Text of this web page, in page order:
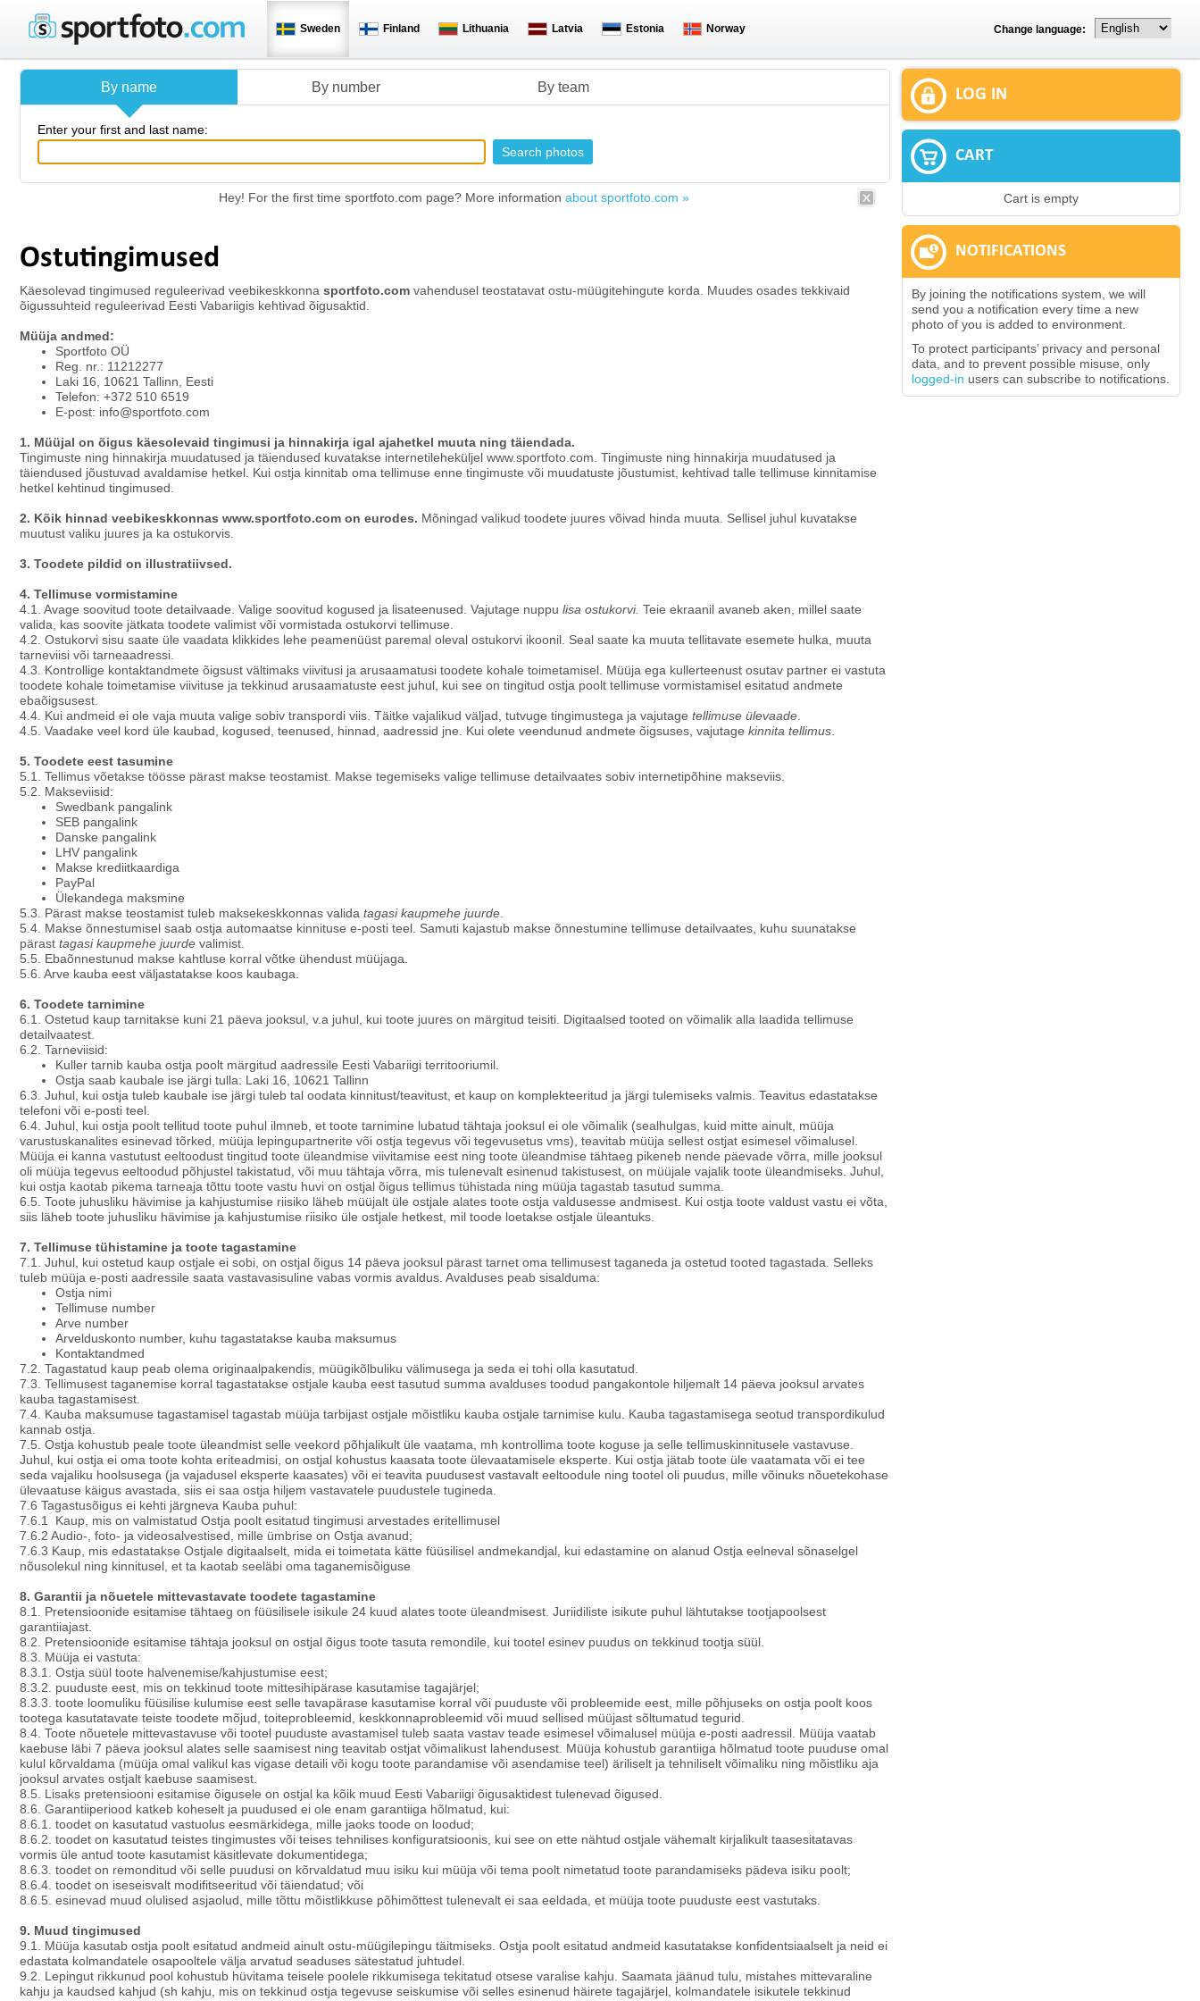
Sweden Finland Lithuania Latvia Estonia Norway Change language:
By name By number By team
Enter your first and last name:
Hey! For the first time sportfoto.com page? More information about sportfoto.com »
Ostutingimused
Käesolevad tingimused reguleerivad veebikeskkonna sportfoto.com vahendusel teostatavat ostu-müügitehingute korda. Muudes osades tekkivaid
õigussuhteid reguleerivad Eesti Vabariigis kehtivad õigusaktid.
Müüja andmed:
Sportfoto OÜ
Reg. nr.: 11212277
Laki 16, 10621 Tallinn, Eesti
Telefon: +372 510 6519
E-post: info@sportfoto.com
1. Müüjal on õigus käesolevaid tingimusi ja hinnakirja igal ajahetkel muuta ning täiendada.
Tingimuste ning hinnakirja muudatused ja täiendused kuvatakse internetileheküljel www.sportfoto.com. Tingimuste ning hinnakirja muudatused ja
täiendused jõustuvad avaldamise hetkel. Kui ostja kinnitab oma tellimuse enne tingimuste või muudatuste jõustumist, kehtivad talle tellimuse kinnitamise
hetkel kehtinud tingimused.
2. Kõik hinnad veebikeskkonnas www.sportfoto.com on eurodes. Mõningad valikud toodete juures võivad hinda muuta. Sellisel juhul kuvatakse
muutust valiku juures ja ka ostukorvis.
3. Toodete pildid on illustratiivsed.
4. Tellimuse vormistamine
4.1. Avage soovitud toote detailvaade. Valige soovitud kogused ja lisateenused. Vajutage nuppu lisa ostukorvi. Teie ekraanil avaneb aken, millel saate
valida, kas soovite jätkata toodete valimist või vormistada ostukorvi tellimuse.
4.2. Ostukorvi sisu saate üle vaadata klikkides lehe peamenüüst paremal oleval ostukorvi ikoonil. Seal saate ka muuta tellitavate esemete hulka, muuta
tarneviisi või tarneaadressi.
4.3. Kontrollige kontaktandmete õigsust vältimaks viivitusi ja arusaamatusi toodete kohale toimetamisel. Müüja ega kullerteenust osutav partner ei vastuta
toodete kohale toimetamise viivituse ja tekkinud arusaamatuste eest juhul, kui see on tingitud ostja poolt tellimuse vormistamisel esitatud andmete
ebaõigsusest.
4.4. Kui andmeid ei ole vaja muuta valige sobiv transpordi viis. Täitke vajalikud väljad, tutvuge tingimustega ja vajutage tellimuse ülevaade
4.5. Vaadake veel kord üle kaubad, kogused, teenused, hinnad, aadressid jne. Kui olete veendunud andmete õigsuses, vajutage kinnita tellimus
5. Toodete eest tasumine
5.1. Tellimus võetakse töösse pärast makse teostamist. Makse tegemiseks valige tellimuse detailvaates sobiv internetipõhine makseviis.
5.2. Makseviisid:
Swedbank pangalink
SEB pangalink
Danske pangalink
LHV pangalink
Makse krediitkaardiga
PayPal
Ülekandega maksmine
5.3. Pärast makse teostamist tuleb maksekeskkonnas valida tagasi kaupmehe juurde
5.4. Makse õnnestumisel saab ostja automaatse kinnituse e-posti teel. Samuti kajastub makse õnnestumine tellimuse detailvaates, kuhu suunatakse
pärast tagasi kaupmehe juurde valimist.
5.5. Ebaõnnestunud makse kahtluse korral võtke ühendust müüjaga.
5.6. Arve kauba eest väljastatakse koos kaubaga.
6. Toodete tarnimine
6.1. Ostetud kaup tarnitakse kuni 21 päeva jooksul, v.a juhul, kui toote juures on märgitud teisiti. Digitaalsed tooted on võimalik alla laadida tellimuse
detailvaatest.
6.2. Tarneviisid:
Kuller tarnib kauba ostja poolt märgitud aadressile Eesti Vabariigi territooriumil.
Ostja saab kaubale ise järgi tulla: Laki 16, 10621 Tallinn
6.3. Juhul, kui ostja tuleb kaubale ise järgi tuleb tal oodata kinnitust/teavitust, et kaup on komplekteeritud ja järgi tulemiseks valmis. Teavitus edastatakse
telefoni või e-posti teel.
6.4. Juhul, kui ostja poolt tellitud toote puhul ilmneb, et toote tarnimine lubatud tähtaja jooksul ei ole võimalik (sealhulgas, kuid mitte ainult, müüja
varustuskanalites esinevad tõrked, müüja lepingupartnerite või ostja tegevus või tegevusetus vms), teavitab müüja sellest ostjat esimesel võimalusel.
Müüja ei kanna vastutust eeltoodust tingitud toote üleandmise viivitamise eest ning toote üleandmise tähtaeg pikeneb nende päevade võrra, mille jooksul
oli müüja tegevus eeltoodud põhjustel takistatud, või muu tähtaja võrra, mis tulenevalt esinenud takistusest, on müüjale vajalik toote üleandmiseks. Juhul,
kui ostja kaotab pikema tarneaja tõttu toote vastu huvi on ostjal õigus tellimus tühistada ning müüja tagastab tasutud summa.
6.5. Toote juhusliku hävimise ja kahjustumise riisiko läheb müüjalt üle ostjale alates toote ostja valdusesse andmisest. Kui ostja toote valdust vastu ei võta,
siis läheb toote juhusliku hävimise ja kahjustumise riisiko üle ostjale hetkest, mil toode loetakse ostjale üleantuks.
7. Tellimuse tühistamine ja toote tagastamine
7.1. Juhul, kui ostetud kaup ostjale ei sobi, on ostjal õigus 14 päeva jooksul pärast tarnet oma tellimusest taganeda ja ostetud tooted tagastada. Selleks
tuleb müüja e-posti aadressile saata vastavasisuline vabas vormis avaldus. Avalduses peab sisalduma:
Ostja nimi
Tellimuse number
Arve number
Arvelduskonto number, kuhu tagastatakse kauba maksumus
Kontaktandmed
7.2. Tagastatud kaup peab olema originaalpakendis, müügikõlbuliku välimusega ja seda ei tohi olla kasutatud.
7.3. Tellimusest taganemise korral tagastatakse ostjale kauba eest tasutud summa avalduses toodud pangakontole hiljemalt 14 päeva jooksul arvates
kauba tagastamisest.
7.4. Kauba maksumuse tagastamisel tagastab müüja tarbijast ostjale mõistliku kauba ostjale tarnimise kulu. Kauba tagastamisega seotud transpordikulud
kannab ostja.
7.5. Ostja kohustub peale toote üleandmist selle veekord põhjalikult üle vaatama, mh kontrollima toote koguse ja selle tellimuskinnitusele vastavuse.
Juhul, kui ostja ei oma toote kohta eriteadmisi, on ostjal kohustus kaasata toote ülevaatamisele eksperte. Kui ostja jätab toote üle vaatamata või ei tee
seda vajaliku hoolsusega (ja vajadusel eksperte kaasates) või ei teavita puudusest vastavalt eeltoodule ning tootel oli puudus, mille võinuks nõuetekohase
ülevaatuse käigus avastada, siis ei saa ostja hiljem vastavatele puudustele tugineda.
7.6 Tagastusõigus ei kehti järgneva Kauba puhul:
7.6.1 Kaup, mis on valmistatud Ostja poolt esitatud tingimusi arvestades eritellimusel
7.6.2 Audio-, foto- ja videosalvestised, mille ümbrise on Ostja avanud;
7.6.3 Kaup, mis edastatakse Ostjale digitaalselt, mida ei toimetata kätte füüsilisel andmekandjal, kui edastamine on alanud Ostja eelneval sõnaselgel
nõusolekul ning kinnitusel, et ta kaotab seeläbi oma taganemisõiguse
8. Garantii ja nõuetele mittevastavate toodete tagastamine
8.1. Pretensioonide esitamise tähtaeg on füüsilisele isikule 24 kuud alates toote üleandmisest. Juriidiliste isikute puhul lähtutakse tootjapoolsest
garantiiajast.
8.2. Pretensioonide esitamise tähtaja jooksul on ostjal õigus toote tasuta remondile, kui tootel esinev puudus on tekkinud tootja süül.
8.3. Müüja ei vastuta:
8.3.1. Ostja süül toote halvenemise/kahjustumise eest;
8.3.2. puuduste eest, mis on tekkinud toote mittesihipärase kasutamise tagajärjel;
8.3.3. toote loomuliku füüsilise kulumise eest selle tavapärase kasutamise korral või puuduste või probleemide eest, mille põhjuseks on ostja poolt koos
tootega kasutatavate teiste toodete mõjud, toiteprobleemid, keskkonnaprobleemid või muud sellised müüjast sõltumatud tegurid.
8.4. Toote nõuetele mittevastavuse või tootel puuduste avastamisel tuleb saata vastav teade esimesel võimalusel müüja e-posti aadressil. Müüja vaatab
kaebuse läbi 7 päeva jooksul alates selle saamisest ning teavitab ostjat võimalikust lahendusest. Müüja kohustub garantiiga hõlmatud toote puuduse omal
kulul kõrvaldama (müüja omal valikul kas vigase detaili või kogu toote parandamise või asendamise teel) äriliselt ja tehniliselt võimaliku ning mõistliku aja
jooksul arvates ostjalt kaebuse saamisest.
8.5. Lisaks pretensiooni esitamise õigusele on ostjal ka kõik muud Eesti Vabariigi õigusaktidest tulenevad õigused.
8.6. Garantiiperiood katkeb koheselt ja puudused ei ole enam garantiiga hõlmatud, kui:
8.6.1. toodet on kasutatud vastuolus eesmärkidega, mille jaoks toode on loodud;
8.6.2. toodet on kasutatud teistes tingimustes või teises tehnilises konfiguratsioonis, kui see on ette nähtud ostjale vähemalt kirjalikult taasesitatavas
vormis üle antud toote kasutamist käsitlevate dokumentidega;
8.6.3. toodet on remonditud või selle puudusi on kõrvaldatud muu isiku kui müüja või tema poolt nimetatud toote parandamiseks pädeva isiku poolt;
8.6.4. toodet on iseseisvalt modifitseeritud või täiendatud; või
8.6.5. esinevad muud olulised asjaolud, mille tõttu mõistlikkuse põhimõttest tulenevalt ei saa eeldada, et müüja toote puuduste eest vastutaks.
9. Muud tingimused
9.1. Müüja kasutab ostja poolt esitatud andmeid ainult ostu-müügilepingu täitmiseks. Ostja poolt esitatud andmeid kasutatakse konfidentsiaalselt ja neid ei
edastata kolmandatele osapooltele välja arvatud seaduses sätestatud juhtudel.
9.2. Lepingut rikkunud pool kohustub hüvitama teisele poolele rikkumisega tekitatud otsese varalise kahju. Saamata jäänud tulu, mistahes mittevaraline
kahju ja kaudsed kahjud (sh kahju, mis on tekkinud ostja tegevuse seiskumise või selles esinenud häirete tagajärjel, kolmandatele isikutele tekkinud
LOG IN
CART
Cart is empty
NOTIFICATIONS
By joining the notifications system, we will
send you a notification every time a new
photo of you is added to environment.
To protect participants’ privacy and personal
data, and to prevent possible misuse, only
logged-in users can subscribe to notifications.